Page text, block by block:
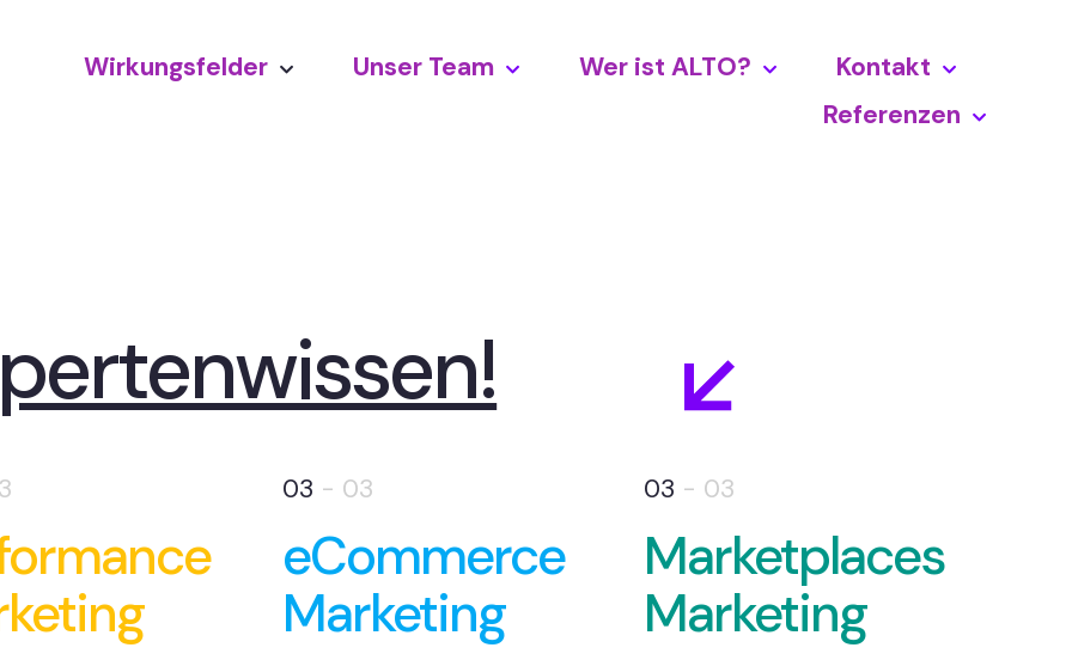
Wirkungsfelder Unser Team Wer ist ALTO?
Kontakt
Referenzen
03 - 03
eCommerce
Marketing
03 - 03
Marketplaces
Marketing